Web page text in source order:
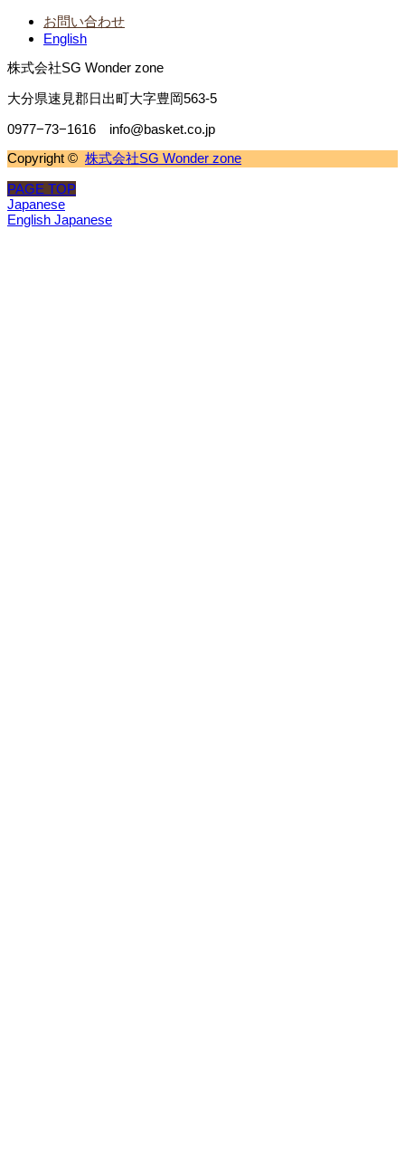
お問い合わせ
English
株式会社SG Wonder zone
大分県速見郡日出町大字豊岡563-5
0977−73−1616 info@basket.co.jp
Copyright © 株式会社SG Wonder zone
PAGE TOP
Japanese
English Japanese